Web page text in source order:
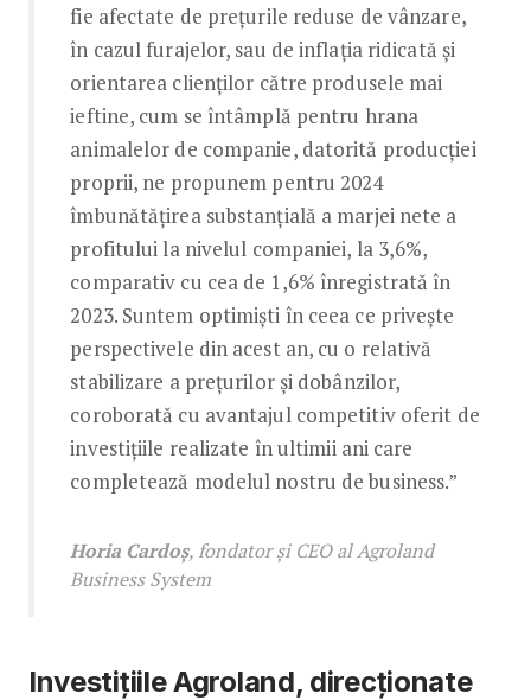
fie afectate de prețurile reduse de vânzare,
în cazul furajelor, sau de inflația ridicată și
orientarea clienților către produsele mai
ieftine, cum se întâmplă pentru hrana
animalelor de companie, datorită producției
proprii, ne propunem pentru 2024
îmbunătățirea substanțială a marjei nete a
profitului la nivelul companiei, la 3,6%,
comparativ cu cea de 1,6% înregistrată în
2023. Suntem optimiști în ceea ce privește
perspectivele din acest an, cu o relativă
stabilizare a prețurilor și dobânzilor,
coroborată cu avantajul competitiv oferit de
investițiile realizate în ultimii ani care
completează modelul nostru de business.”
Horia Cardoș, fondator și CEO al Agroland
Business System
Investițiile Agroland, direcționate